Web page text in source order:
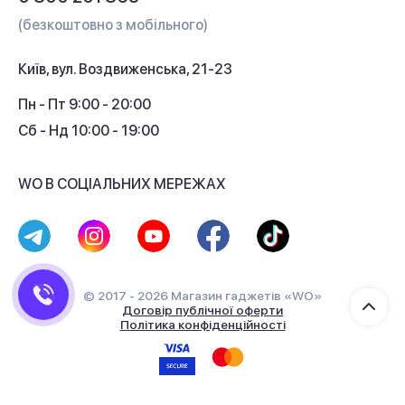
Кешбек
(безкоштовно з мобільного)
Київ, вул. Воздвиженська, 21-23
Пн - Пт 9:00 - 20:00
Сб - Нд 10:00 - 19:00
WO В СОЦІАЛЬНИХ МЕРЕЖАХ
© 2017 - 2026 Магазин гаджетів «WO»
Договір публічної оферти
Політика конфіденційності